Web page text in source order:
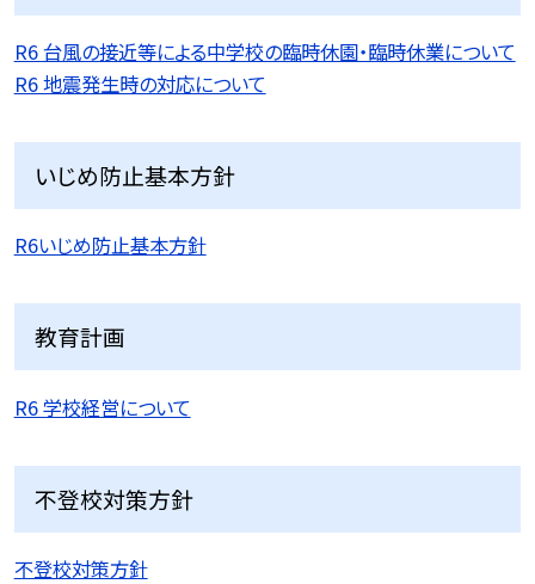
R6 台風の接近等による中学校の臨時休園・臨時休業について
R6 地震発生時の対応について
いじめ防止基本方針
R6いじめ防止基本方針
教育計画
R6 学校経営について
不登校対策方針
不登校対策方針